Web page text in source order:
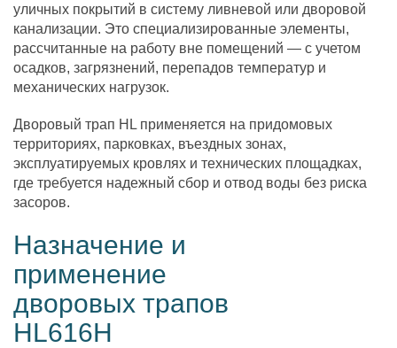
уличных покрытий в систему ливневой или дворовой
канализации. Это специализированные элементы,
рассчитанные на работу вне помещений — с учетом
осадков, загрязнений, перепадов температур и
механических нагрузок.
Дворовый трап HL применяется на придомовых
территориях, парковках, въездных зонах,
эксплуатируемых кровлях и технических площадках,
где требуется надежный сбор и отвод воды без риска
засоров.
Назначение и
применение
дворовых трапов
HL616H